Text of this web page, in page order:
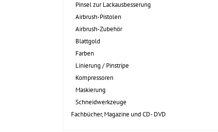
Pinsel zur Lackausbesserung
Airbrush-Pistolen
Airbrush-Zubehör
Blattgold
Farben
Linierung / Pinstripe
Kompressoren
Maskierung
Schneidwerkzeuge
Fachbücher, Magazine und CD- DVD